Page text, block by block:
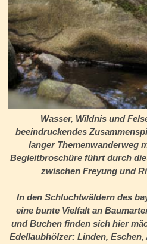
Wasser, Wildnis und
beeindruckendes
langer Themenwanderweg
Begleitbroschüre führt durch
zwischen Freyung und
In den Schluchtwäldern des
eine bunte Vielfalt an
und Buchen finden sich hier
Edellaubhölzer: Linden,